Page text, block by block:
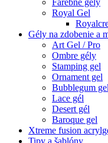
Farebné gély
Royal Gel
Gély na zdobenie a
Art Gel / Pro
Ombre gély
Stamping gel
Ornament gel
Bubblegum gel
Lace gél
Desert gél
Baroque gel
Xtreme fusion
Tipy a šablóny